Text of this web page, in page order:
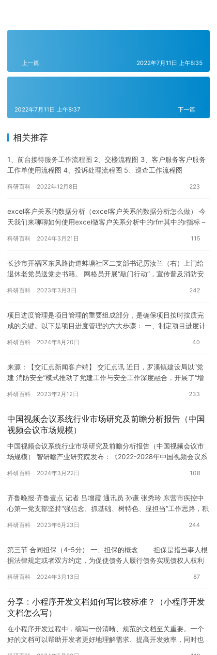
上一篇 2022年7月11日 上午8:35
下一篇
2022年7月11日 上午8:37
相关推荐
1、前台接待服务工作流程图 2、交楼流程图 3、客户服务客户服务
工作单使用流程图 4、投诉处理流程图 5、巡查工作流程图
科研百科 2022年12月8日 223
excel客户关系的数据分析（excel客户关系的数据分析怎么做） 今
天我们来聊聊如何使用excel做客户关系分析中的rfm其中的r指标 –
科研百科 2024年3月21日 115
长沙市开福区东风路街道蚌塘社区二支部书记厉汝兰（右）上门给
退休老党员送党史书籍。 网格员开展“敲门行动”，宣传普及消防安
科研百科 2023年3月3日 242
项目进度管理是项目管理的重要组成部分，是确保项目按时按质完
成的关键。以下是项目进度管理的六大步骤： 一、制定项目进度计
范…
科研百科 2024年8月20日 40
来源：【交汇点新闻客户端】 交汇点讯 近日，罗溪镇建设局以“党
建 消防安全”模式推动了党建工作与安全工作深度融合，开展了“增
科研百科 2023年2月12日 233
中国视频会议系统行业市场研究及前瞻分析报告（中国
视频会议市场规模）
中国视频会议系统行业市场研究及前瞻分析报告（中国视频会议市
场规模） 智研瞻产业研究院发布：《2022-2028年中国视频会议系
科研百科 2024年3月22日 108
齐鲁晚报·齐鲁壹点 记者 吕增霞 通讯员 孙谦 张秀玲 东营市疾控中
心第一党支部坚持“强信念、抓基础、树特色、显担当”工作思路，积
科研百科 2023年6月23日 244
第三节 合同担保（4-5分） 一、担保的概念 担保是指当事人根
据法律规定或者双方约定，为促使债务人履行债务实现债权人权利
科研百科 2024年3月13日 87
分享：小程序开发文档如何写比较标准？（小程序开发
文档怎么写）
在小程序开发过程中，编写一份清晰、规范的文档至关重要。一个
好的文档可以帮助开发者更好地理解需求、提高开发效率，同时也